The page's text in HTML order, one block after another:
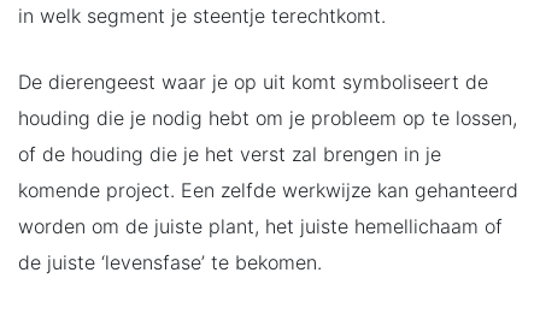
in welk segment je steentje terechtkomt.
De dierengeest waar je op uit komt symboliseert de
houding die je nodig hebt om je probleem op te lossen,
of de houding die je het verst zal brengen in je
komende project. Een zelfde werkwijze kan gehanteerd
worden om de juiste plant, het juiste hemellichaam of
de juiste ‘levensfase’ te bekomen.